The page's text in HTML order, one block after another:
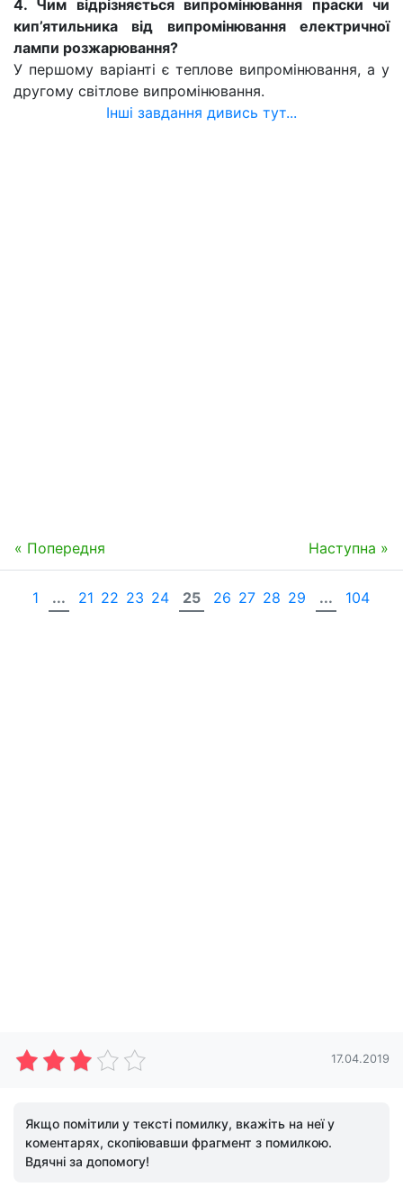
4. Чим відрізняється випромінювання праски чи
кип’ятильника від випромінювання електричної
лампи розжарювання?
У першому варіанті є теплове випромінювання, а у
другому світлове випромінювання.
Інші завдання дивись тут...
« Попередня Наступна »
1 ... 21 22 23 24 25 26 27 28 29 ... 104
17.04.2019
Якщо помітили у тексті помилку, вкажіть на неї у
коментарях, скопіювавши фрагмент з помилкою.
Вдячні за допомогу!